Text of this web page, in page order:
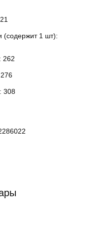
(содержит 1 шт):
262
308